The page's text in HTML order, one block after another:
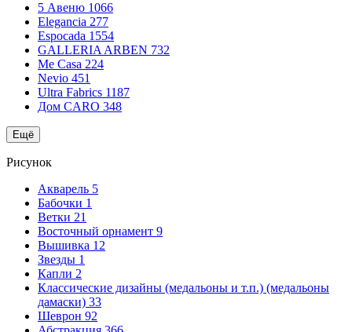
5 Авеню 1066
Elegancia 277
Espocada 1554
GALLERIA ARBEN 732
Me Casa 224
Nevio 451
Ultra Fabrics 1187
Дом CARO 348
Ещё
Рисунок
Акварель 5
Бабочки 1
Ветки 21
Восточный орнамент 9
Вышивка 12
Звезды 1
Капли 2
Классические дизайны (медальоны и т.п.) (медальоны
дамаски) 33
Шеврон 92